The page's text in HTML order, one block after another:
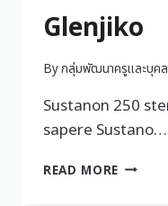
Glenjiko
Byกลุ่มพัฒนาครูและบุคล
Sustanon 250
sapere Sustano…
READ MORE